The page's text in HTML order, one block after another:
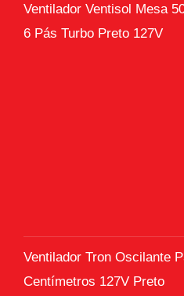
Ventilador Ventisol Mesa
6 Pás Turbo Preto 127V
Ventilador Tron Oscilante
Centímetros 127V Preto